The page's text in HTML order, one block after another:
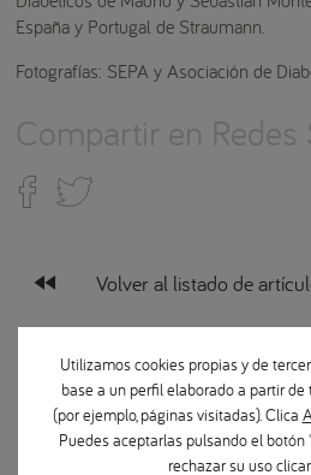
España y Portugal de Straumann.
Fotografías: SEPA y Asociación de
fast_rewind Volver al listado de
Categorías
Prevención en salud dental
Utilizamos cookies propias y de
base a un perfil elaborado a partir
(por ejemplo, páginas visitadas). Clica
Puedes aceptarlas pulsando el
rechazar su uso